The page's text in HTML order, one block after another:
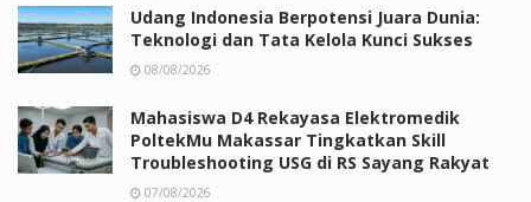
Udang Indonesia Berpotensi Juara Dunia:
Teknologi dan Tata Kelola Kunci Sukses
08/08/2026
Mahasiswa D4 Rekayasa Elektromedik
PoltekMu Makassar Tingkatkan Skill
Troubleshooting USG di RS Sayang Rakyat
07/08/2026